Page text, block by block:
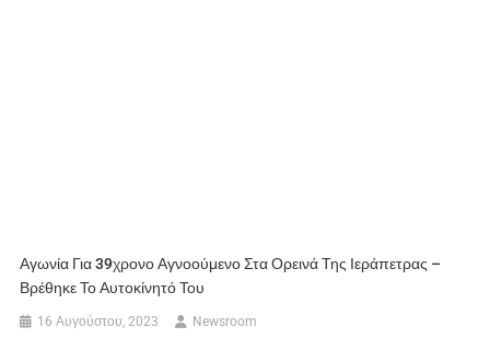
Αγωνία Για 39χρονο Αγνοούμενο Στα Ορεινά Της Ιεράπετρας –
Βρέθηκε Το Αυτοκίνητό Του
16 Αυγούστου, 2023 Newsroom